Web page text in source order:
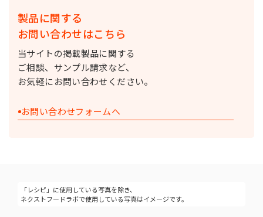
製品に関する
お問い合わせはこちら
当サイトの掲載製品に関する
ご相談、サンプル請求など、
お気軽にお問い合わせください。
お問い合わせフォームへ
「レシピ」に使用している写真を除き、
ネクストフードラボで使用している写真はイメージです。